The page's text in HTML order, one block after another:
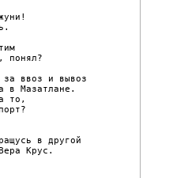
понял?
за ввоз и вывоз
в Мазатлане.
то,
в другой
Крус.